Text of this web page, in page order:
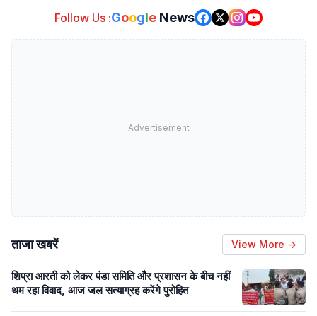
Follow Us :Google News
Advertisement
ताजा खबरें View More →
शिप्रा आरती को लेकर पंडा समिति और प्रशासन के बीच नहीं
थम रहा विवाद, आज जल सत्याग्रह करेंगे पुरोहित